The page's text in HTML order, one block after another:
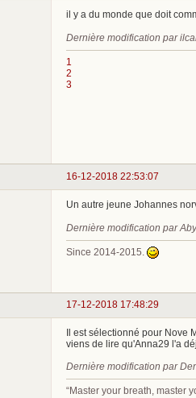
il y a du monde que doit
Dernière modification par
1
2
3
16-12-2018 22:53:07
Un autre jeune Johannes
Dernière modification par
Since 2014-2015.
17-12-2018 17:48:29
Il est sélectionné pour Nove
viens de lire qu'Anna29 l'a
Dernière modification par
“Master your breath, master